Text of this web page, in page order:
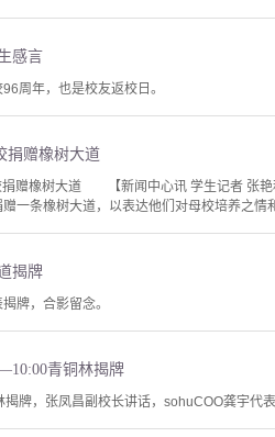
感言
周年，也是校友返校日。
捐赠橡树大道
赠橡树大道 【新闻中心讯 学生记者 张艳
一条橡树大道，以表达他们对母校培养之情
揭牌
牌，合影留念。
青铜林揭牌
牌，张凤昌副校长讲话，sohuCOO龚宇代